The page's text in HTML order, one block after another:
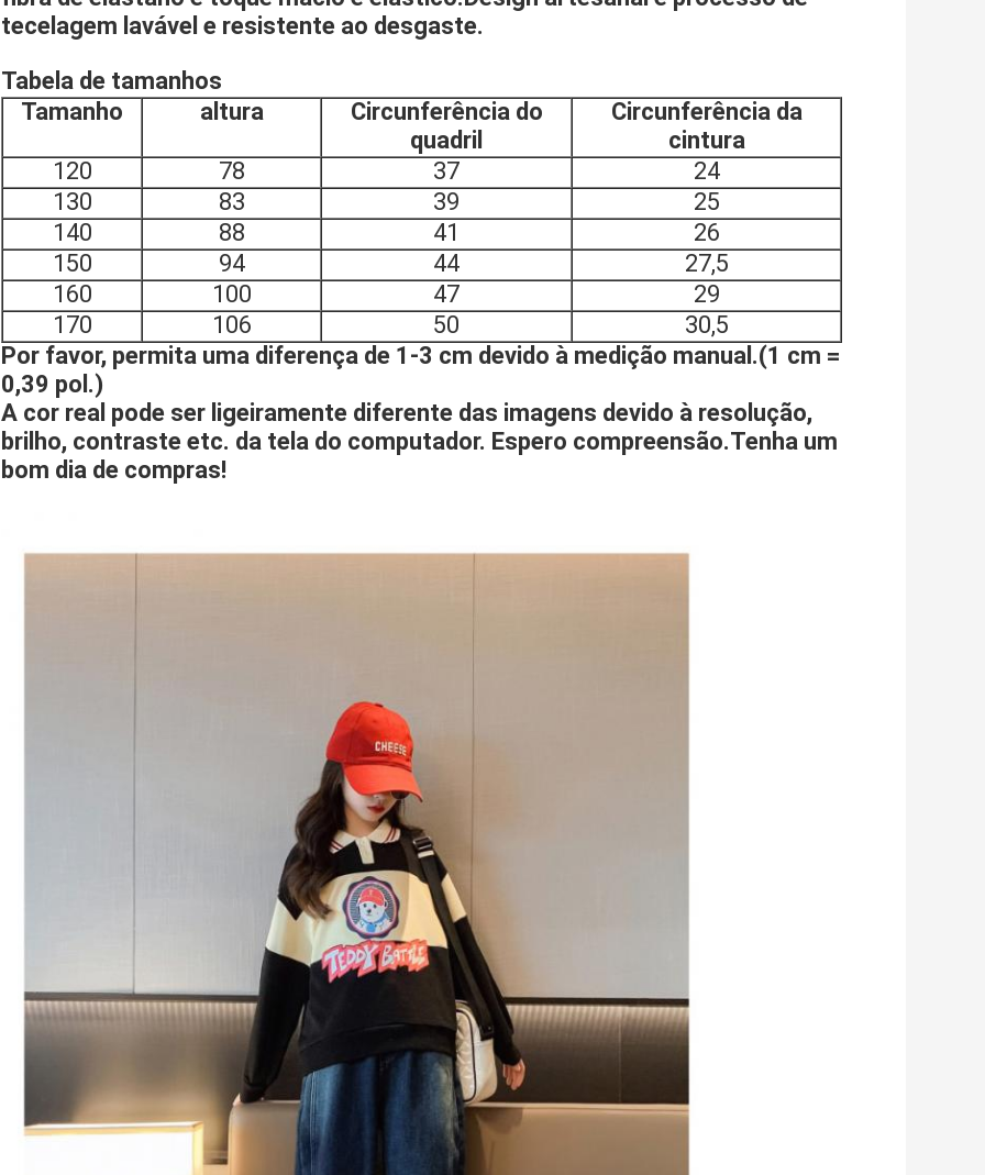
tecelagem lavável e resistente ao desgaste.
Tabela de tamanhos
Tamanho
altura
Circunferência do
quadril
Circunferência da
cintura
120
78 37
24
130
83 39
25
140
88 41
26
150
94 44
27,5
160
100 47
29
170
106 50
30,5
Por favor, permita uma diferença de 1-3 cm devido à medição manual.(1 cm =
0,39 pol.)
A cor real pode ser ligeiramente diferente das imagens devido à resolução,
brilho, contraste etc. da tela do computador. Espero compreensão.Tenha um
bom dia de compras!